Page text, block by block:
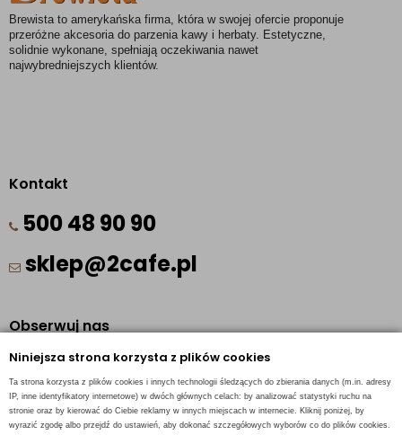
Niniejsza strona korzysta z plików cookies
Ta strona korzysta z plików cookies i innych technologii śledzących do zbierania danych (m.in. adresy
IP, inne identyfikatory internetowe) w dwóch głównych celach: by analizować statystyki ruchu na
stronie oraz by kierować do Ciebie reklamy w innych miejscach w internecie. Kliknij poniżej, by
wyrazić zgodę albo przejdź do ustawień, aby dokonać szczegółowych wyborów co do plików cookies.
Brewista to amerykańska firma, która w swojej ofercie proponuje
przeróżne akcesoria do parzenia kawy i herbaty. Estetyczne,
solidnie wykonane, spełniają oczekiwania nawet
najwybredniejszych klientów.
Kontakt
500 48 90 90
sklep@2cafe.pl
Obserwuj nas
Facebook
Pinterest
Instagram